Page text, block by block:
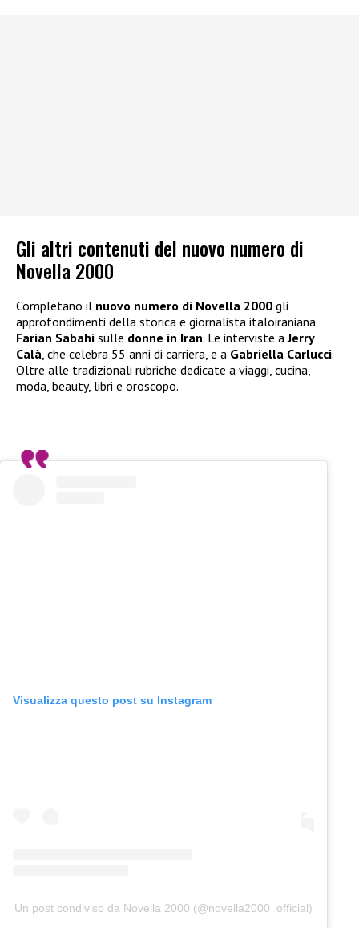
Gli altri contenuti del nuovo numero di
Novella 2000
Completano il nuovo numero di Novella 2000 gli
approfondimenti della storica e giornalista italoiraniana
Farian Sabahi sulle donne in Iran. Le interviste aJerry
Calà, che celebra 55 anni di carriera, e a Gabriella Carlucci.
Oltre alle tradizionali rubriche dedicate a viaggi, cucina,
moda, beauty, libri e oroscopo.
Visualizza questo post su Instagram
Un post condiviso da Novella 2000 (@novella2000_official)